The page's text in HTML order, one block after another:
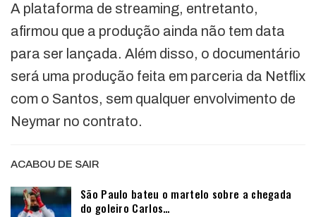
A plataforma de streaming, entretanto,
afirmou que a produção ainda não tem data
para ser lançada. Além disso, o documentário
será uma produção feita em parceria da Netflix
com o Santos, sem qualquer envolvimento de
Neymar no contrato.
ACABOU DE SAIR
São Paulo bateu o martelo sobre a chegada
do goleiro Carlos…